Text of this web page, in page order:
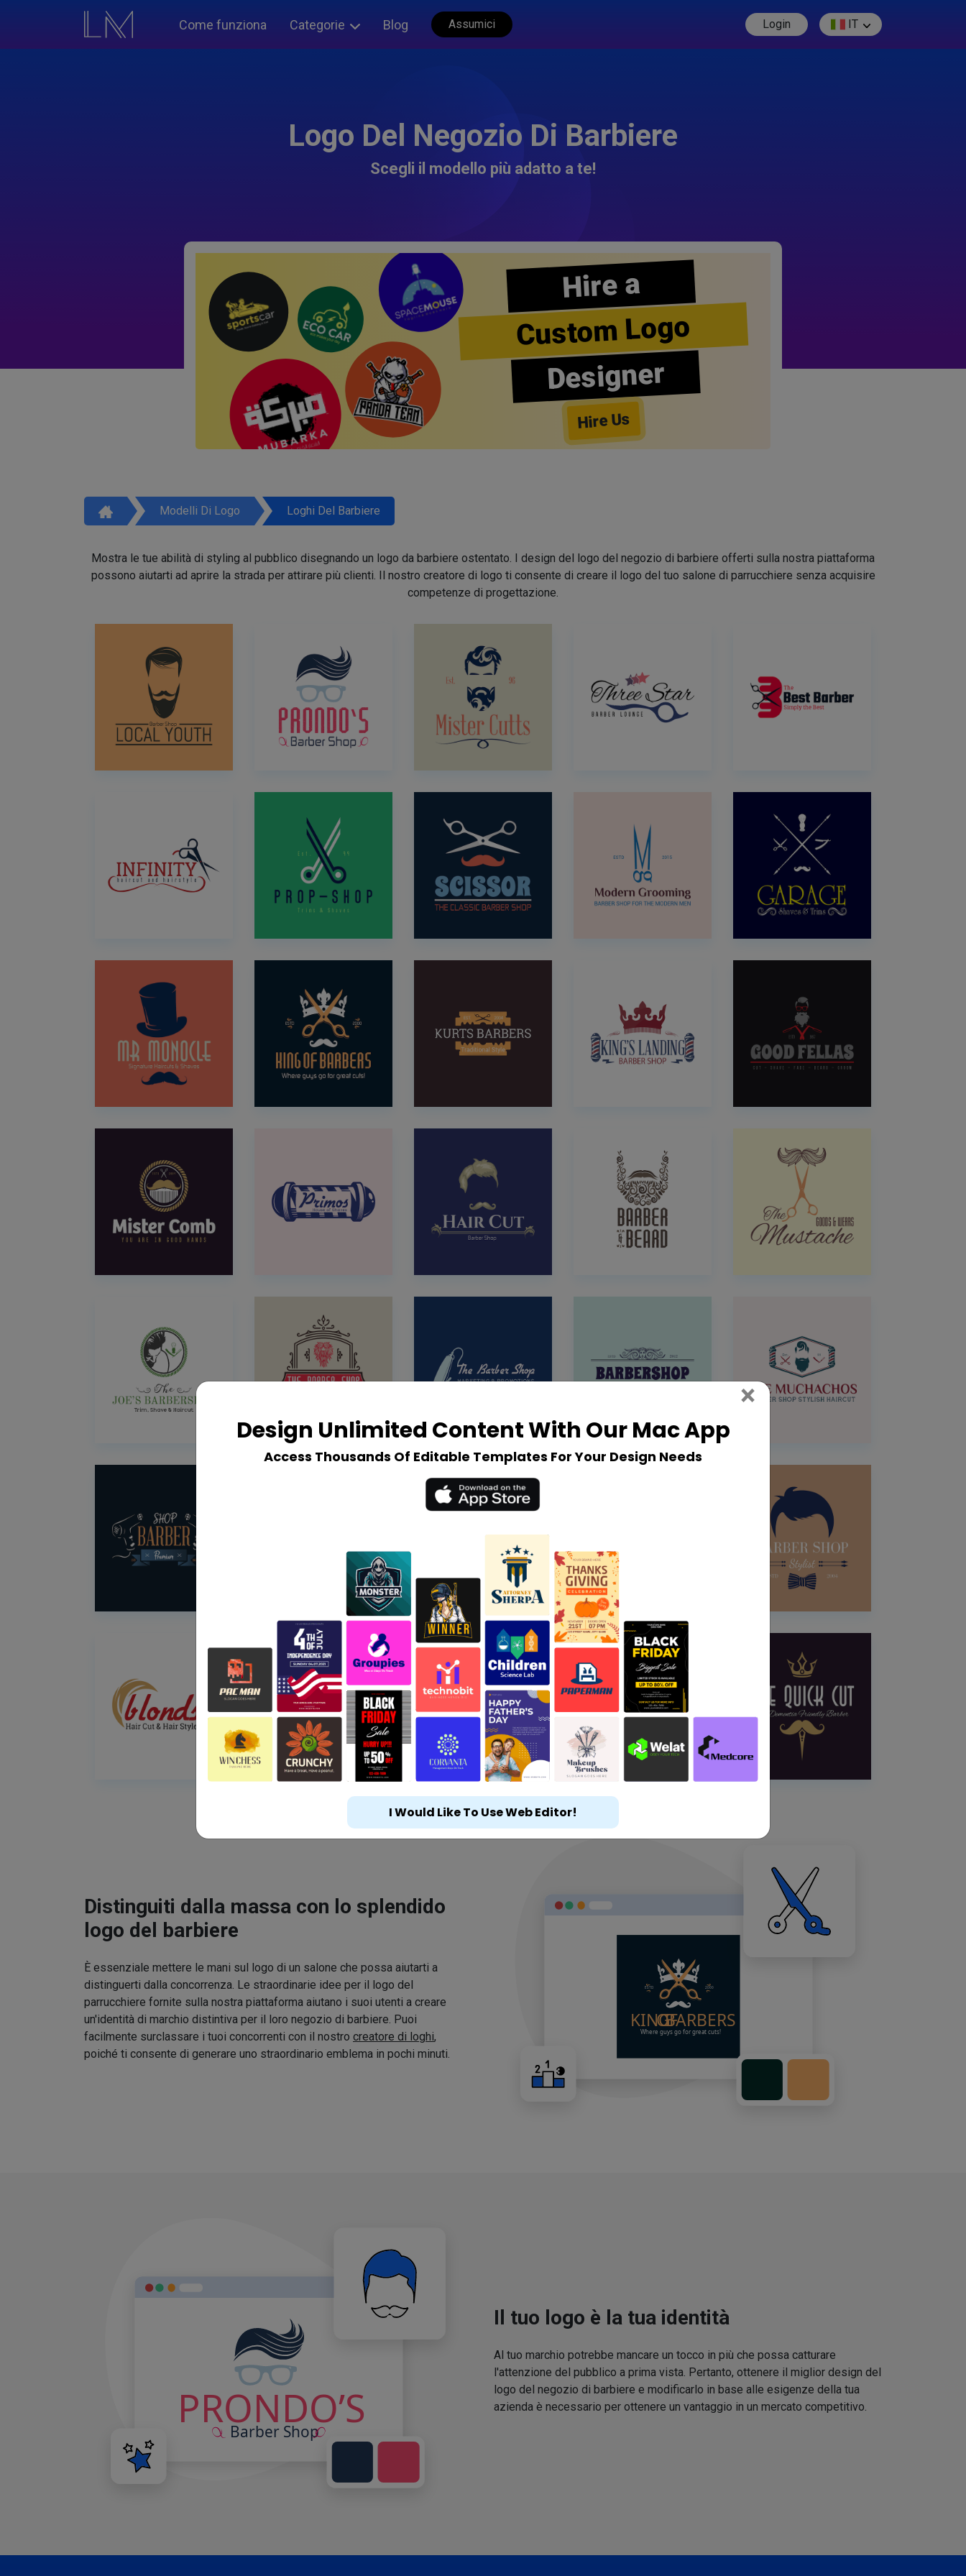
Come funziona Categorie Blog Assumici Login IT
Logo Del Negozio Di Barbiere
Scegli il modello più adatto a te!
Hire a
Custom Logo
Designer
Hire Us
Modelli Di Logo Loghi Del Barbiere
Mostra le tue abilità di styling al pubblico disegnando un logo da barbiere ostentato. I design del logo del negozio di barbiere offerti sulla nostra piattaforma
possono aiutarti ad aprire la strada per attirare più clienti. Il nostro creatore di logo ti consente di creare il logo del tuo salone di parrucchiere senza acquisire
competenze di progettazione.
Distinguiti dalla massa con lo splendido
logo del barbiere
È essenziale mettere le mani sul logo di un salone che possa aiutarti a
distinguerti dalla concorrenza. Le straordinarie idee per il logo del
parrucchiere fornite sulla nostra piattaforma aiutano i suoi utenti a creare
un'identità di marchio distintiva per il loro negozio di barbiere. Puoi
facilmente surclassare i tuoi concorrenti con il nostro creatore di loghi,
poiché ti consente di generare uno straordinario emblema in pochi minuti.
Il tuo logo è la tua identità
Al tuo marchio potrebbe mancare un tocco in più che possa catturare
l'attenzione del pubblico a prima vista. Pertanto, ottenere il miglior design del
logo del negozio di barbiere e modificarlo in base alle esigenze della tua
azienda è necessario per ottenere un vantaggio in un mercato competitivo.
Design Unlimited Content With Our Mac App
Access Thousands Of Editable Templates For Your Design Needs
× Close
I Would Like To Use Web Editor!